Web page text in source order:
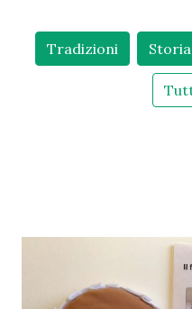
Tradizioni Storia